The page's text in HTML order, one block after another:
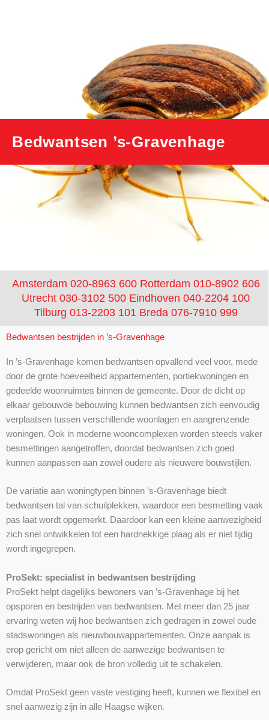
Bedwantsen ’s-Gravenhage
Amsterdam 020-8963 600 Rotterdam 010-8902 606
Utrecht 030-3102 500 Eindhoven 040-2204 100
Tilburg 013-2203 101 Breda 076-7910 999
Bedwantsen bestrijden in ’s-Gravenhage
In ’s-Gravenhage komen bedwantsen opvallend veel voor, mede
door de grote hoeveelheid appartementen, portiekwoningen en
gedeelde woonruimtes binnen de gemeente. Door de dicht op
elkaar gebouwde bebouwing kunnen bedwantsen zich eenvoudig
verplaatsen tussen verschillende woonlagen en aangrenzende
woningen. Ook in moderne wooncomplexen worden steeds vaker
besmettingen aangetroffen, doordat bedwantsen zich goed
kunnen aanpassen aan zowel oudere als nieuwere bouwstijlen.
De variatie aan woningtypen binnen ’s-Gravenhage biedt
bedwantsen tal van schuilplekken, waardoor een besmetting vaak
pas laat wordt opgemerkt. Daardoor kan een kleine aanwezigheid
zich snel ontwikkelen tot een hardnekkige plaag als er niet tijdig
wordt ingegrepen.
ProSekt: specialist in bedwantsen bestrijding
ProSekt helpt dagelijks bewoners van ’s-Gravenhage bij het
opsporen en bestrijden van bedwantsen. Met meer dan 25 jaar
ervaring weten wij hoe bedwantsen zich gedragen in zowel oude
stadswoningen als nieuwbouwappartementen. Onze aanpak is
erop gericht om niet alleen de aanwezige bedwantsen te
verwijderen, maar ook de bron volledig uit te schakelen.
Omdat ProSekt geen vaste vestiging heeft, kunnen we flexibel en
snel aanwezig zijn in alle Haagse wijken.